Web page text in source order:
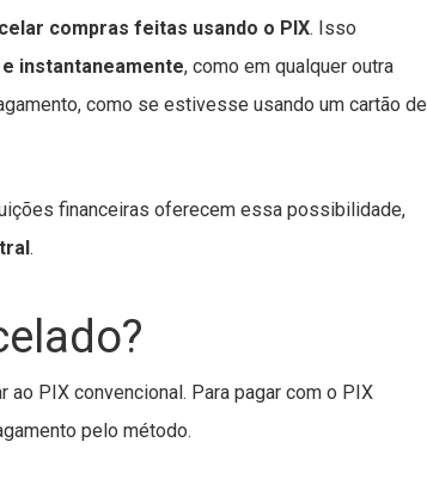
compras feitas usando o PIX. Isso
instantaneamente, como em qualquer outra
como se estivesse usando um cartão de
financeiras oferecem essa possibilidade,
.
PIX convencional. Para pagar com o PIX
pelo método.